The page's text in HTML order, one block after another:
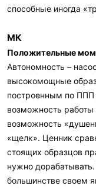
способные иногда
МК
Положительные
Автономность –
высокомощные
построенным по ППП
возможность
возможность
«щелк». Ценник
стоящих образцов
нужно
большинстве своем